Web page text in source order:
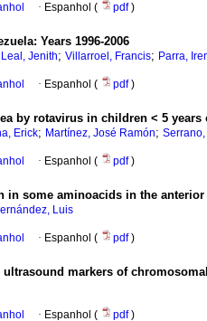
· Espanhol ( pdf)
: Years 1996-2006
Leal, Jenith; Villarroel, Francis; Parra,
· Espanhol ( pdf)
by rotavirus in children < 5 years
Erick; Martínez, José Ramón;
· Espanhol ( pdf)
in some aminoacids in the
Luis
· Espanhol ( pdf)
ultrasound markers of
· Espanhol ( pdf)